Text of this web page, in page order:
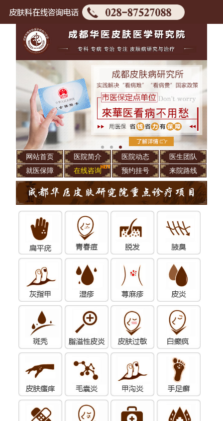
网站首页 医院简介 医院动态
医生团队
就医保障
在线咨询 预约挂号 来院路线